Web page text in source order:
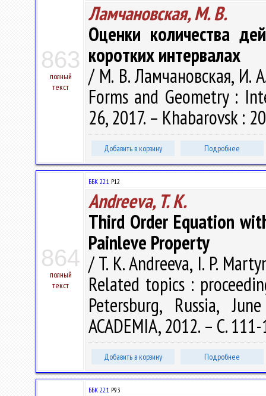
863
полный
текст
Ламчановская, М. В.
Оценки количества
коротких интервалах
/ М. В. Ламчановская, И.
Forms and Geometry :
26, 2017. – Khabarovsk :
Добавить в корзину Подробнее
864
полный
текст
ББК 22.1 P12
Andreeva, T. K.
Third Order Equation
Painleve Property
/ T. K. Andreeva, I. P.
Related topics :
Petersburg, Russia,
ACADEMIA, 2012. – С.
Добавить в корзину Подробнее
ББК 22.1 P93